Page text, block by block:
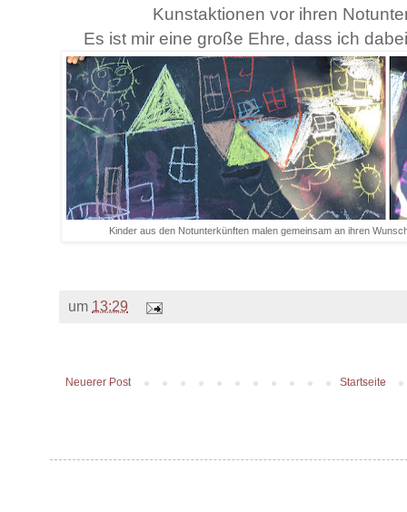
Kunstaktionen vor ihren
Es ist mir eine große Ehre, dass ich
Kinder aus den Notunterkünften malen gemeinsam an ihren
um 13:29
Neuerer Post Startseite